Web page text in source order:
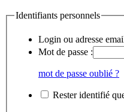
Identifiants personnels
Login ou adresse
Mot de passe :
mot de passe oublié ?
Rester identifié